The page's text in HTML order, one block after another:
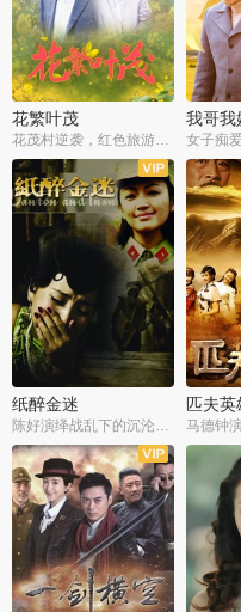
花繁叶茂
花茂村逆袭，红色旅游出圈
我哥我
全42集
纸醉金迷
全35集
匹夫英
马德钟
全40集
全33集